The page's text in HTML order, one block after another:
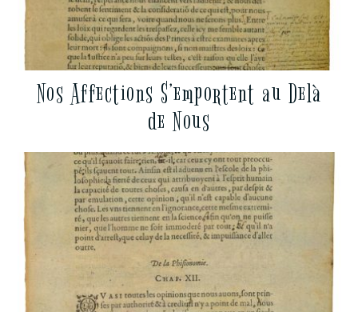
Nos Affections S’emportent au Delà
de Nous